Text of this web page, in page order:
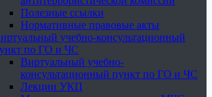
Полезные ссылки
Нормативные правовые акты
учебно-консультационный
по ГО и ЧС
Виртуальный учебно-
консультационный пункт по ГО и ЧС
Лекции УКП